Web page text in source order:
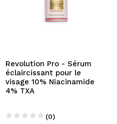
Revolution Pro - Sérum
éclaircissant pour le
visage 10% Niacinamide
4% TXA
(0)